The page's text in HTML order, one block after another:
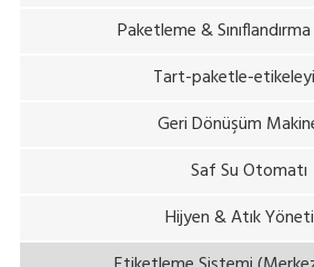
Paketleme &
Tart-paketle-
Geri Dönüşüm
Saf Su Otomatı
Hijyen & Atık